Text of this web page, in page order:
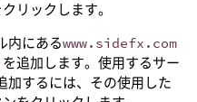
リックします。
内にあるwww.sidefx.com
を追加します。使用するサー
加するには、その使用した